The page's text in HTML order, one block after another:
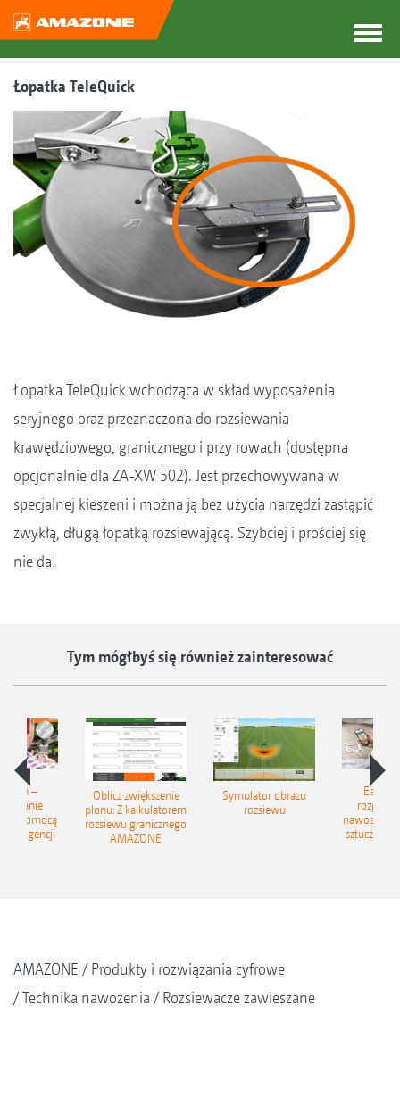
Łopatka TeleQuick
Łopatka TeleQuick wchodząca w skład wyposażenia
seryjnego oraz przeznaczona do rozsiewania
krawędziowego, granicznego i przy rowach (dostępna
opcjonalnie dla ZA-XW 502). Jest przechowywana w
specjalnej kieszeni i można ją bez użycia narzędzi zastąpić
zwykłą, długą łopatką rozsiewającą. Szybciej i prościej się
nie da!
Tym mógłbyś się również zainteresować
–
za pomocą
inteligencji
Oblicz zwiększenie
plonu: Z kalkulatorem
rozsiewu granicznego
AMAZONE
Symulator obrazu
rozsiewu
nawozów
sztucznej
AMAZONE
Produkty i rozwiązania cyfrowe
Technika nawożenia
Rozsiewacze zawieszane